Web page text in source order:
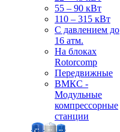
55 – 90 кВт
110 – 315 кВт
С давлением до
16 атм.
На блоках
Rotorcomp
Передвижные
ВМКС -
Модульные
компрессорные
станции